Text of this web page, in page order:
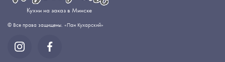
Кухни на заказ в Минске
© Все права защищены. «Пан Кухарский»